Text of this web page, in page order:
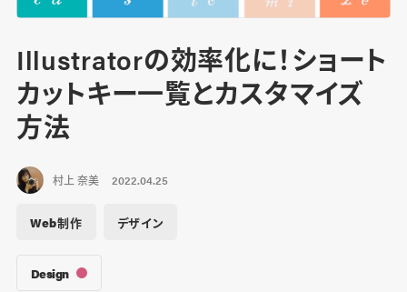
Illustratorの効率化に！ショート
カットキー一覧とカスタマイズ
方法
村上 奈美 2022.04.25
Web制作 デザイン
Design